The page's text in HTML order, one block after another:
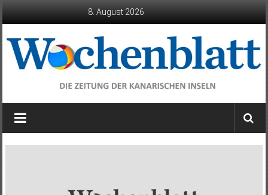
8. August 2026
Wochenblatt
die